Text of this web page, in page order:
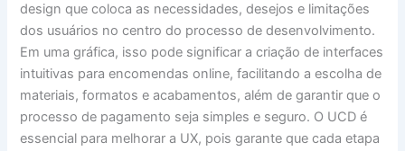
design que coloca as necessidades, desejos e limitações
dos usuários no centro do processo de desenvolvimento.
Em uma gráfica, isso pode significar a criação de interfaces
intuitivas para encomendas online, facilitando a escolha de
materiais, formatos e acabamentos, além de garantir que o
processo de pagamento seja simples e seguro. O UCD é
essencial para melhorar a UX, pois garante que cada etapa